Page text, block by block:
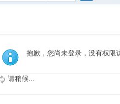
索
抱歉，您尚未登录，没有权限
请稍候...